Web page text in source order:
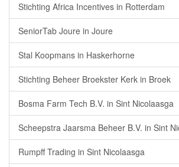
Stichting Africa Incentives in Rotterdam
SeniorTab Joure in Joure
Stal Koopmans in Haskerhorne
Stichting Beheer Broekster Kerk in Broek
Bosma Farm Tech B.V. in Sint Nicolaasga
Scheepstra Jaarsma Beheer B.V. in Sint
Rumpff Trading in Sint Nicolaasga